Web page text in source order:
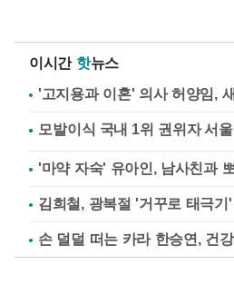
이시간 핫뉴스
'고지용과 이혼' 의사 허양임,
'마약 자숙' 유아인, 남사친과
김희철, 광복절 '거꾸로 태극
손 덜덜 떠는 카라 한승연, 건